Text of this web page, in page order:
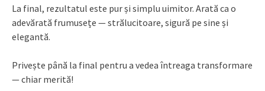
La final, rezultatul este pur și simplu uimitor. Arată ca o
adevărată frumusețe — strălucitoare, sigură pe sine și
elegantă.
Privește până la final pentru a vedea întreaga transformare
— chiar merită!